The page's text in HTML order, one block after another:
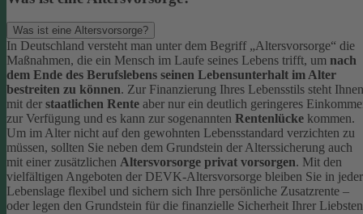
Was ist eine Altersvorsorge?
In Deutschland versteht man unter dem Begriff „Altersvorsorge“ die
Maßnahmen, die ein Mensch im Laufe seines Lebens trifft, um nach
dem Ende des Berufslebens seinen Lebensunterhalt im Alter
bestreiten zu können. Zur Finanzierung Ihres Lebensstils steht Ihnen
mit der staatlichen Rente aber nur ein deutlich geringeres
zur Verfügung und es kann zur sogenannten Rentenlücke kommen.
Um im Alter nicht auf den gewohnten Lebensstandard verzichten zu
müssen, sollten Sie neben dem Grundstein der Alterssicherung auch
mit einer zusätzlichen Altersvorsorge privat vorsorgen. Mit den
vielfältigen Angeboten der DEVK-Altersvorsorge bleiben Sie in jeder
Lebenslage flexibel und sichern sich Ihre persönliche Zusatzrente –
oder legen den Grundstein für die finanzielle Sicherheit Ihrer